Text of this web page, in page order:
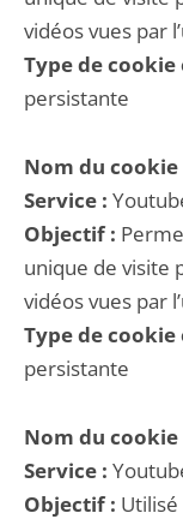
vidéos vues par
Type de cookie
persistante
Nom du cookie
Service :
Objectif :
unique de visite
vidéos vues par
Type de cookie
persistante
Nom du cookie
Service :
Objectif :